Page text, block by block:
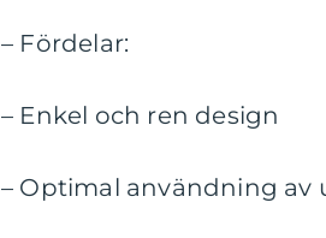
– Fördelar:
– Enkel och ren design
– Optimal användning av